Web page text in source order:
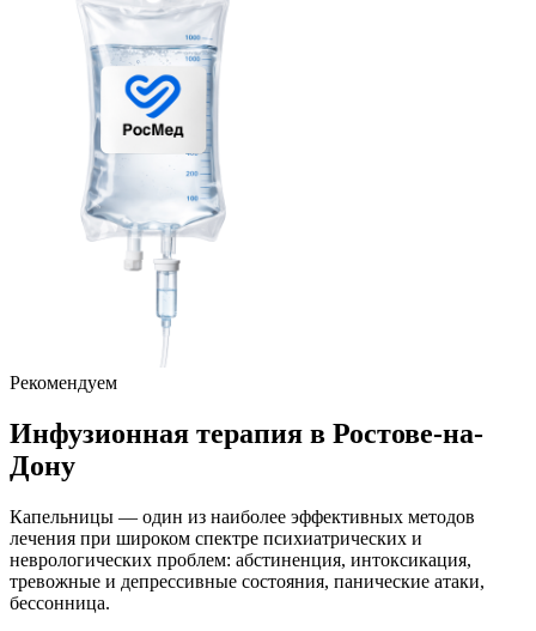
Рекомендуем
Инфузионная терапия в Ростове-на-
Дону
Капельницы — один из наиболее эффективных методов
лечения при широком спектре психиатрических и
неврологических проблем: абстиненция, интоксикация,
тревожные и депрессивные состояния, панические атаки,
бессонница.